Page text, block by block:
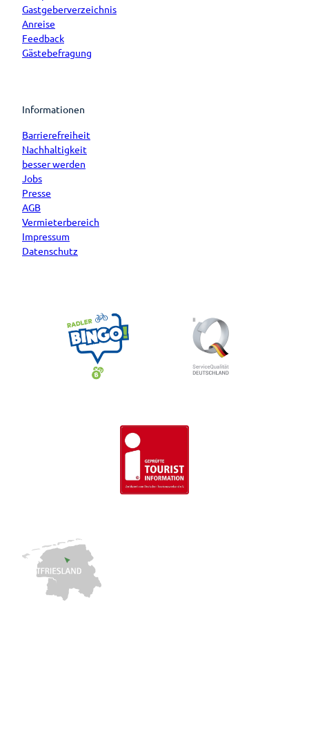
Gastgeberverzeichnis
Anreise
Feedback
Gästebefragung
Informationen
Barrierefreiheit
Nachhaltigkeit
besser werden
Jobs
Presse
AGB
Vermieterbereich
Impressum
Datenschutz